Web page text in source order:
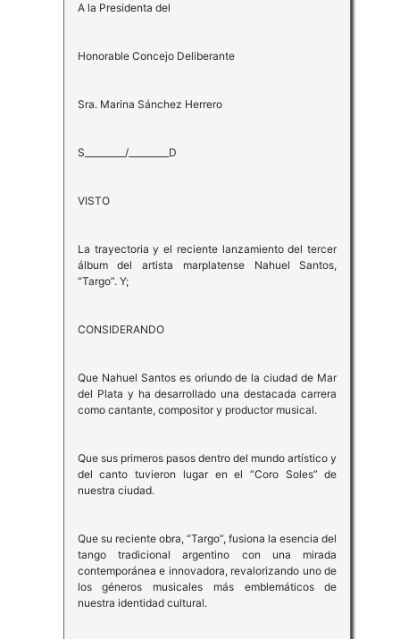
A la Presidenta del
Honorable Concejo Deliberante
Sra. Marina Sánchez Herrero
S_________/_________D
VISTO
La trayectoria y el reciente lanzamiento del tercer
álbum del artista marplatense Nahuel Santos,
“Targo”. Y;
CONSIDERANDO
Que Nahuel Santos es oriundo de la ciudad de Mar
del Plata y ha desarrollado una destacada carrera
como cantante, compositor y productor musical.
Que sus primeros pasos dentro del mundo artístico y
del canto tuvieron lugar en el “Coro Soles” de
nuestra ciudad.
Que su reciente obra, “Targo”, fusiona la esencia del
tango tradicional argentino con una mirada
contemporánea e innovadora, revalorizando uno de
los géneros musicales más emblemáticos de
nuestra identidad cultural.